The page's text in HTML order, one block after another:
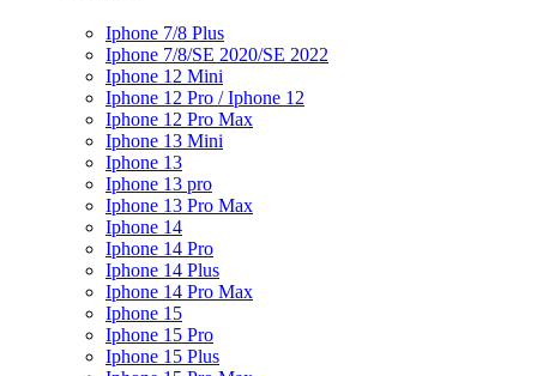
Iphone 7/8 Plus
Iphone 7/8/SE 2020/SE 2022
Iphone 12 Mini
Iphone 12 Pro / Iphone 12
Iphone 12 Pro Max
Iphone 13 Mini
Iphone 13
Iphone 13 pro
Iphone 13 Pro Max
Iphone 14
Iphone 14 Pro
Iphone 14 Plus
Iphone 14 Pro Max
Iphone 15
Iphone 15 Pro
Iphone 15 Plus